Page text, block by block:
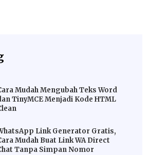
Mudah Mengubah Teks Word
TinyMCE Menjadi Kode HTML
Link Generator Gratis,
Mudah Buat Link WA Direct
Tanpa Simpan Nomor